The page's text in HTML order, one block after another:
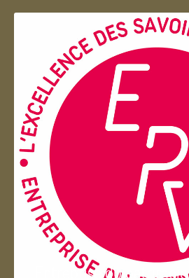
Entreprise du patrimoie